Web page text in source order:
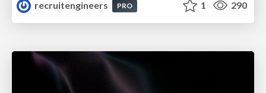
recruitengineers
PRO 1 290